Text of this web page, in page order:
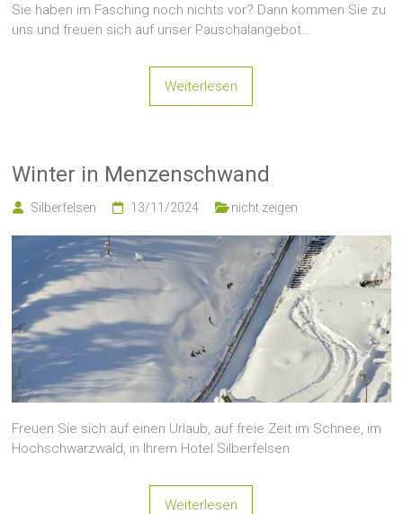
Sie haben im Fasching noch nichts vor? Dann kommen Sie zu
uns und freuen sich auf unser Pauschalangebot…
Weiterlesen
Winter in Menzenschwand
Silberfelsen 13/11/2024 nicht zeigen
Freuen Sie sich auf einen Urlaub, auf freie Zeit im Schnee, im
Hochschwarzwald, in Ihrem Hotel Silberfelsen
Weiterlesen